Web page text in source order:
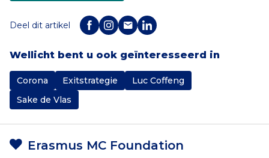
Deel dit artikel
Wellicht bent u ook geïnteresseerd in
Corona Exitstrategie
Luc Coffeng
Sake de Vlas
Erasmus MC Foundation